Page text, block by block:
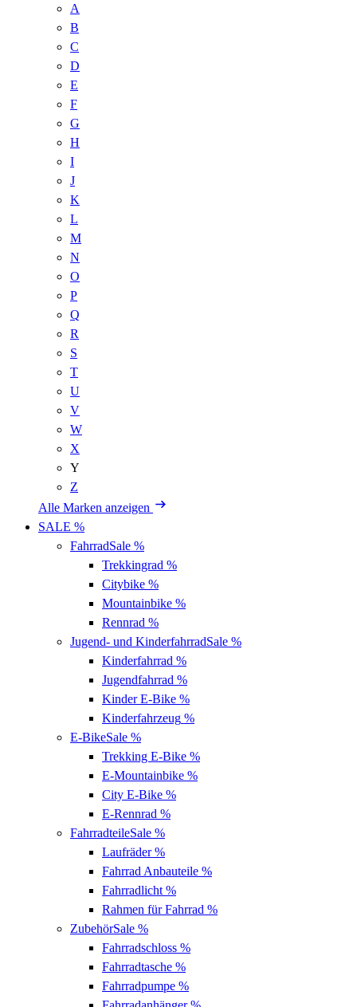
A
B
C
D
E
F
G
H
I
J
K
L
M
N
O
P
Q
R
S
T
U
V
W
X
Y
Z
Alle Marken anzeigen
SALE %
FahrradSale %
Trekkingrad %
Citybike %
Mountainbike %
Rennrad %
Jugend- und KinderfahrradSale %
Kinderfahrrad %
Jugendfahrrad %
Kinder E-Bike %
Kinderfahrzeug %
E-BikeSale %
Trekking E-Bike %
E-Mountainbike %
City E-Bike %
E-Rennrad %
FahrradteileSale %
Laufräder%
Fahrrad Anbauteile %
Fahrradlicht %
Rahmen für Fahrrad %
ZubehörSale %
Fahrradschloss %
Fahrradtasche %
Fahrradpumpe %